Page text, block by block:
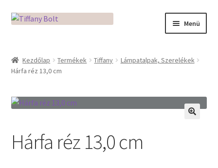
Ugrás
Kilépés
Menü
Adatkezelési tájékoztató
Az üveg világa / Workshopok
Fusingkemence beüzemelése
Kezdőlap Termékek Tiffany
Lámpatalpak, Szerelékek
Hárfa réz 13,0 cm
Hárfa réz 13,0 cm